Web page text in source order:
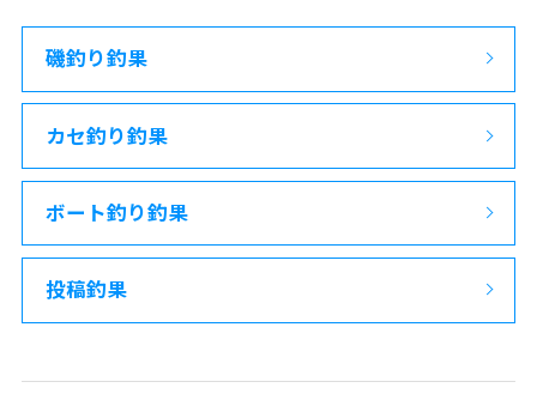
磯釣り釣果
カセ釣り釣果
ボート釣り釣果
投稿釣果